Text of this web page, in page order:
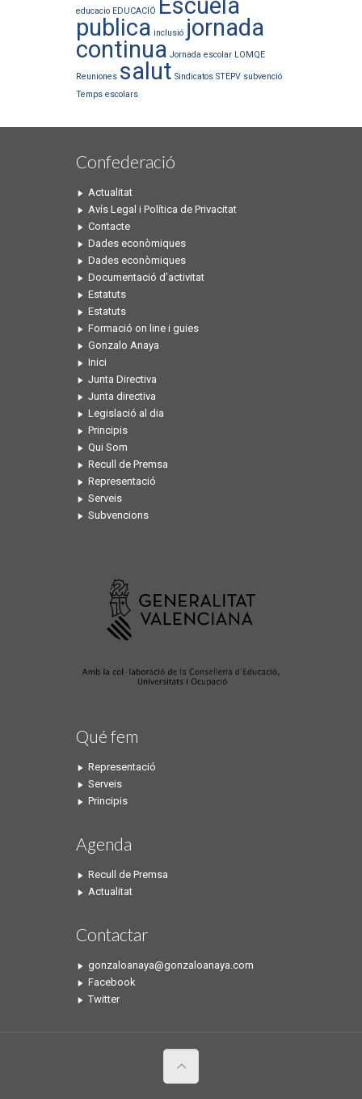
educacio EDUCACIÓ Escuela
publica inclusió jornada
continua Jornada escolar LOMQE
Reuniones salut Sindicatos STEPV subvenció
Temps escolars
Confederació
Actualitat
Avís Legal i Política de Privacitat
Contacte
Dades econòmiques
Dades econòmiques
Documentació d’activitat
Estatuts
Estatuts
Formació on line i guies
Gonzalo Anaya
Inici
Junta Directiva
Junta directiva
Legislació al dia
Principis
Qui Som
Recull de Premsa
Representació
Serveis
Subvencions
Qué fem
Representació
Serveis
Principis
Agenda
Recull de Premsa
Actualitat
Contactar
gonzaloanaya@gonzaloanaya.com
Facebook
Twitter